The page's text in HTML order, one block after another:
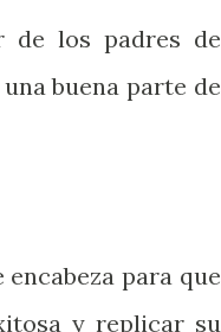
de los padres de
buena parte de
para que
y replicar su